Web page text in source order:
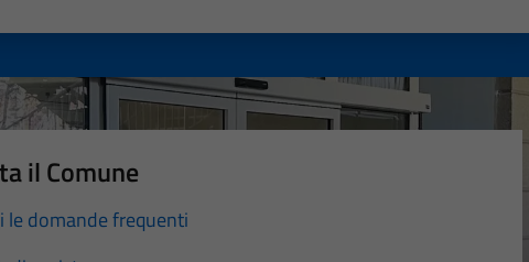
il Comune
le domande frequenti